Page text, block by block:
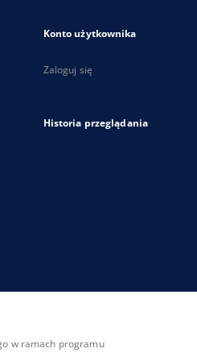
Konto użytkownika
Zaloguj się
Historia przeglądania
w ramach programu